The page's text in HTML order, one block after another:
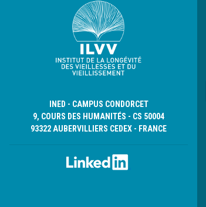
INED - CAMPUS CONDORCET
9, COURS DES HUMANITÉS - CS 50004
93322 AUBERVILLIERS CEDEX - FRANCE